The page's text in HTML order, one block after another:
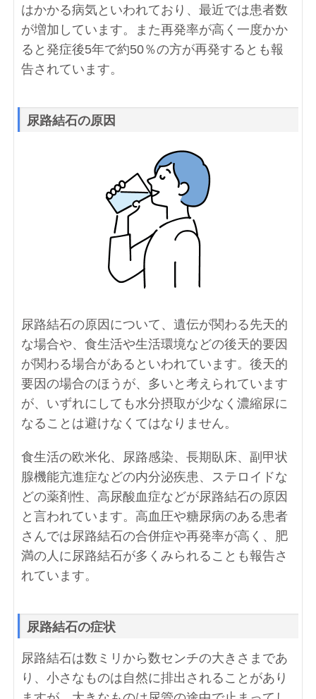
はかかる病気といわれており、最近では患者数
が増加しています。また再発率が高く一度かか
ると発症後5年で約50％の方が再発するとも報
告されています。
尿路結石の原因
尿路結石の原因について、遺伝が関わる先天的
な場合や、食生活や生活環境などの後天的要因
が関わる場合があるといわれています。後天的
要因の場合のほうが、多いと考えられています
が、いずれにしても水分摂取が少なく濃縮尿に
なることは避けなくてはなりません。
食生活の欧米化、尿路感染、長期臥床、副甲状
腺機能亢進症などの内分泌疾患、ステロイドな
どの薬剤性、高尿酸血症などが尿路結石の原因
と言われています。高血圧や糖尿病のある患者
さんでは尿路結石の合併症や再発率が高く、肥
満の人に尿路結石が多くみられることも報告さ
れています。
尿路結石の症状
尿路結石は数ミリから数センチの大きさまであ
り、小さなものは自然に排出されることがあり